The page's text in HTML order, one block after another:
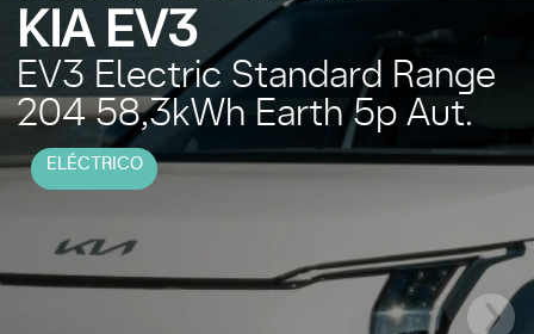
KIA EV3
ELÉCTRICO
EV3 Electric Standard Range
204 58,3kWh Earth 5p Aut.